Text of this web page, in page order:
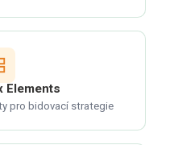
Elements
pro bidovací strategie